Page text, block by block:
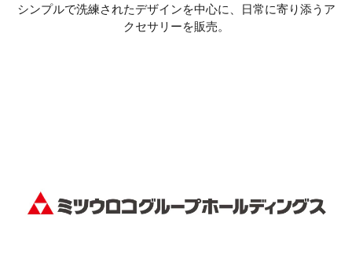
シンプルで洗練されたデザインを中心に、日常に寄り添うア
クセサリーを販売。